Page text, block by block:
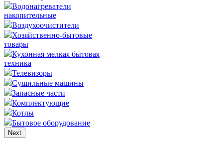
Водонагреватели
накопительные
Воздухоочистители
Хозяйственно-бытовые
товары
Кухонная мелкая бытовая
техника
Телевизоры
Сушильные машины
Запасные части
Комплектующие
Котлы
Бытовое оборудование
Next